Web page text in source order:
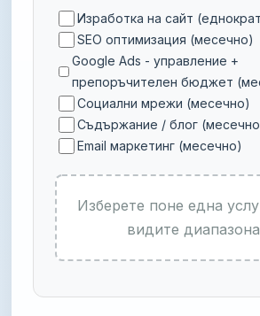
Изработка на сайт
SEO оптимизация (месечно)
Google Ads - управление +
препоръчителен бюджет
Социални мрежи (месечно)
Съдържание / блог
Email маркетинг (месечно)
Изберете поне една
видите